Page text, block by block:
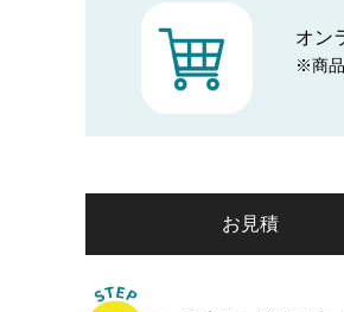
オン
※商品
お見積